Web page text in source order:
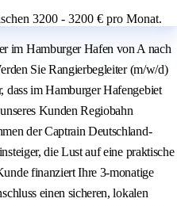
3200 - 3200 € pro Monat.
im Hamburger Hafen von A nach
Sie Rangierbegleiter (m/w/d)
dass im Hamburger Hafengebiet
Kunden Regiobahn
der Captrain Deutschland-
die Lust auf eine praktische
finanziert Ihre 3-monatige
einen sicheren, lokalen